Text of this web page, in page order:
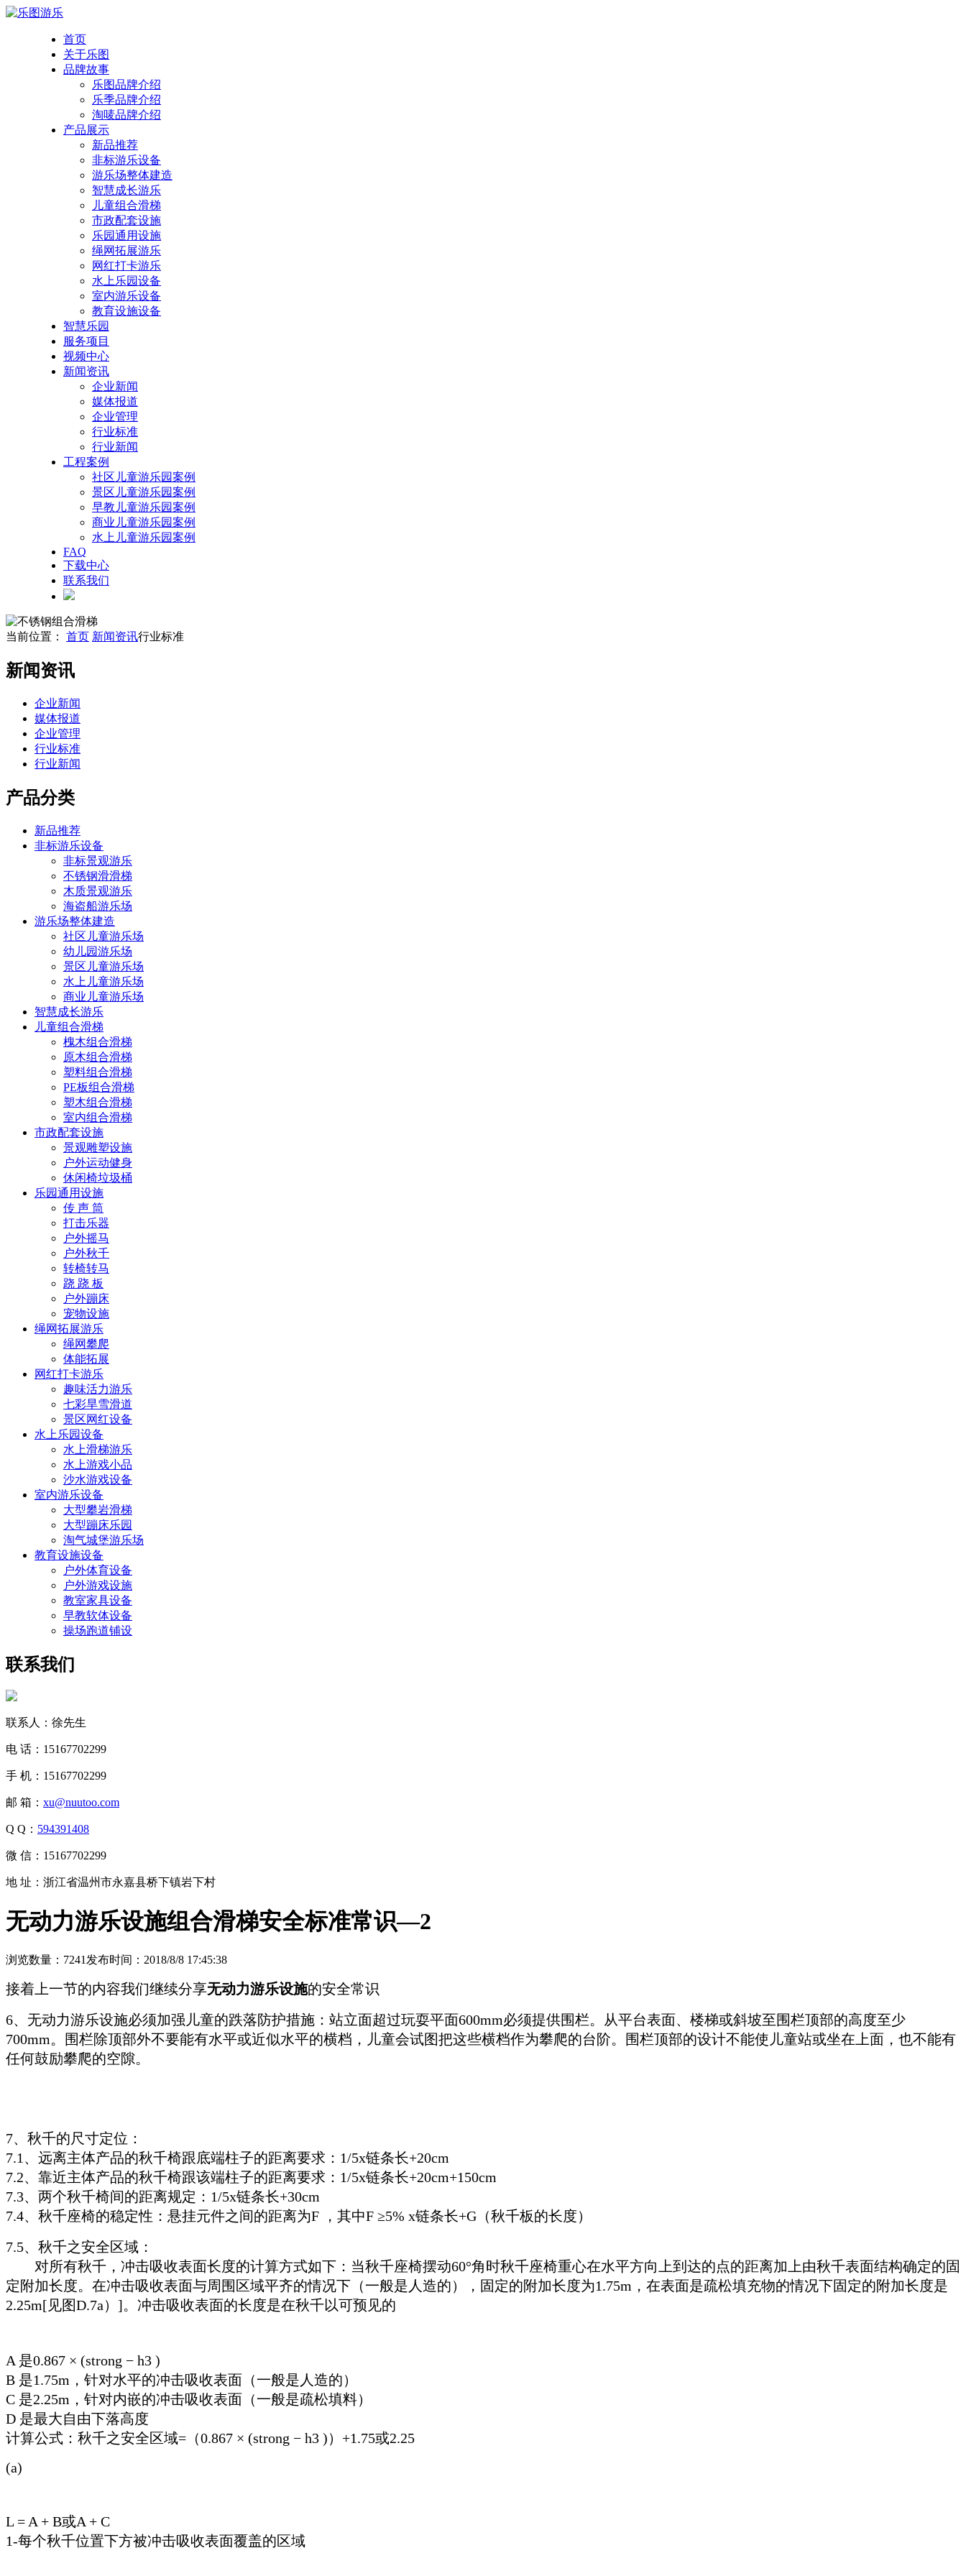
首页
关于乐图
品牌故事
乐图品牌介绍
乐季品牌介绍
淘唛品牌介绍
产品展示
新品推荐
非标游乐设备
游乐场整体建造
智慧成长游乐
儿童组合滑梯
市政配套设施
乐园通用设施
绳网拓展游乐
网红打卡游乐
水上乐园设备
室内游乐设备
教育设施设备
智慧乐园
服务项目
视频中心
新闻资讯
企业新闻
媒体报道
企业管理
行业标准
行业新闻
工程案例
社区儿童游乐园案例
景区儿童游乐园案例
早教儿童游乐园案例
商业儿童游乐园案例
水上儿童游乐园案例
FAQ
下载中心
联系我们
当前位置： 首页 新闻资讯行业标准
新闻资讯
企业新闻
媒体报道
企业管理
行业标准
行业新闻
产品分类
新品推荐
非标游乐设备
非标景观游乐
不锈钢滑滑梯
木质景观游乐
海盗船游乐场
游乐场整体建造
社区儿童游乐场
幼儿园游乐场
景区儿童游乐场
水上儿童游乐场
商业儿童游乐场
智慧成长游乐
儿童组合滑梯
槐木组合滑梯
原木组合滑梯
塑料组合滑梯
PE板组合滑梯
塑木组合滑梯
室内组合滑梯
市政配套设施
景观雕塑设施
户外运动健身
休闲椅垃圾桶
乐园通用设施
传 声 筒
打击乐器
户外摇马
户外秋千
转椅转马
跷 跷 板
户外蹦床
宠物设施
绳网拓展游乐
绳网攀爬
体能拓展
网红打卡游乐
趣味活力游乐
七彩旱雪滑道
景区网红设备
水上乐园设备
水上滑梯游乐
水上游戏小品
沙水游戏设备
室内游乐设备
大型攀岩滑梯
大型蹦床乐园
淘气城堡游乐场
教育设施设备
户外体育设备
户外游戏设施
教室家具设备
早教软体设备
操场跑道铺设
联系我们
联系人：徐先生
电 话：15167702299
手 机：15167702299
邮 箱： xu@nuutoo.com
Q Q： 594391408
微 信：15167702299
地 址：浙江省温州市永嘉县桥下镇岩下村
无动力游乐设施组合滑梯安全标准常识—2
浏览数量：7241 发布时间：2018/8/8 17:45:38
接着上一节的内容我们继续分享无动力游乐设施的安全常识
6、无动力游乐设施必须加强儿童的跌落防护措施： 站立面超过玩耍平面600mm必须提供围栏。从平台表面、楼梯或斜坡至围栏顶部的高度至少
700mm。围栏除顶部外不要能有水平或近似水平的横档，儿童会试图把这些横档作为攀爬的台阶。围栏顶部的设计不能使儿童站或坐在上面，也不能有
任何鼓励攀爬的空隙。
7、秋千的尺寸定位：
7.1、远离主体产品的秋千椅跟底端柱子的距离要求：1/5x链条长+20cm
7.2、靠近主体产品的秋千椅跟该端柱子的距离要求：1/5x链条长+20cm+150cm
7.3、两个秋千椅间的距离规定：1/5x链条长+30cm
7.4、秋千座椅的稳定性：悬挂元件之间的距离为F ，其中F ≥5% x链条长+G（秋千板的长度）
7.5、秋千之安全区域：
对所有秋千，冲击吸收表面长度的计算方式如下：当秋千座椅摆动60°角时秋千座椅重心在水平方向上到达的点的距离加上由秋千表面结构确定的固
定附加长度。在冲击吸收表面与周围区域平齐的情况下（一般是人造的），固定的附加长度为1.75m，在表面是疏松填充物的情况下固定的附加长度是
2.25m[见图D.7a）]。冲击吸收表面的长度是在秋千以可预见的
A 是0.867 × (strong − h3 )
B 是1.75m，针对水平的冲击吸收表面（一般是人造的）
C 是2.25m，针对内嵌的冲击吸收表面（一般是疏松填料）
D 是最大自由下落高度
计算公式：秋千之安全区域=（0.867 × (strong − h3 )）+1.75或2.25
(a)
L = A + B或A + C
1-每个秋千位置下方被冲击吸收表面覆盖的区域